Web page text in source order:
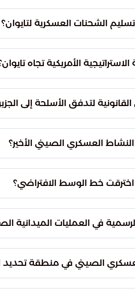
الشحنات العسكرية لتايوان؟
تايوان بمنظومات دفاعية
الهادئ والهندي.
الأمريكية تجاه
تربط بشكل مباشر بين استقرار
لتدفق الأسلحة إلى
يضمن استمرارية تحديث القدرات
العسكري الصيني الأخير؟
هذا التصعيد وضع
اخترقت خط الوسط الافتراضي؟
رسالة سياسية تهدف إلى كسر
في العمليات الميدانية
القطع البحرية القتالية لتعزيز
الصيني في منطقة تحديد